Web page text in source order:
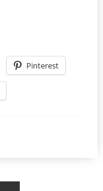
Pinterest